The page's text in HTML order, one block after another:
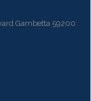
Gambetta 59200